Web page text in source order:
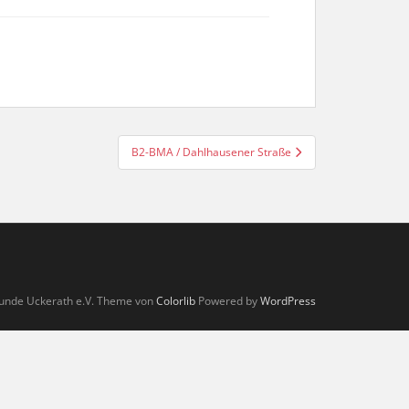
B2-BMA / Dahlhausener Straße
Uckerath e.V. Theme vonColorlib Powered byWordPress